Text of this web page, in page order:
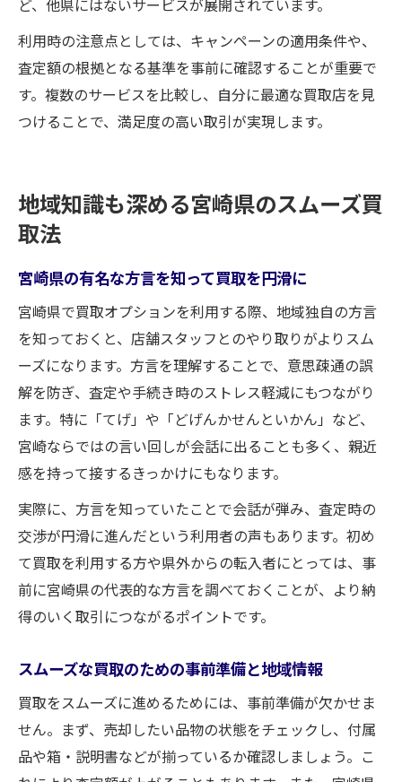
利用時の注意点としては、キャンペーンの適用条件や、
査定額の根拠となる基準を事前に確認することが重要で
す。複数のサービスを比較し、自分に最適な買取店を見
つけることで、満足度の高い取引が実現します。
地域知識も深める宮崎県のスムーズ買
取法
宮崎県の有名な方言を知って買取を円滑に
宮崎県で買取オプションを利用する際、地域独自の方言
を知っておくと、店舗スタッフとのやり取りがよりスム
ーズになります。方言を理解することで、意思疎通の誤
解を防ぎ、査定や手続き時のストレス軽減にもつながり
ます。特に「てげ」や「どげんかせんといかん」など、
宮崎ならではの言い回しが会話に出ることも多く、親近
感を持って接するきっかけにもなります。
実際に、方言を知っていたことで会話が弾み、査定時の
交渉が円滑に進んだという利用者の声もあります。初め
て買取を利用する方や県外からの転入者にとっては、事
前に宮崎県の代表的な方言を調べておくことが、より納
得のいく取引につながるポイントです。
スムーズな買取のための事前準備と地域情報
買取をスムーズに進めるためには、事前準備が欠かせま
せん。まず、売却したい品物の状態をチェックし、付属
品や箱・説明書などが揃っているか確認しましょう。こ